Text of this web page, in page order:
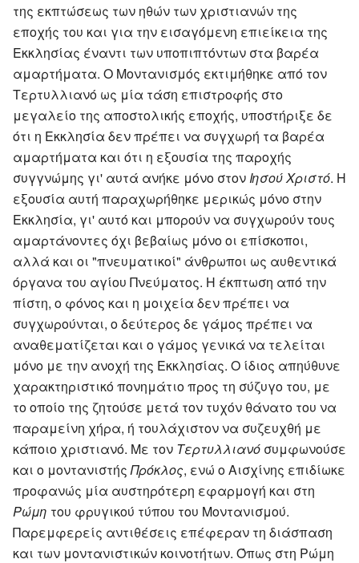
της εκπτώσεως των ηθών των χριστιανών της
εποχής του και για την εισαγόμενη επιείκεια της
Εκκλησίας έναντι των υποπιπτόντων στα βαρέα
αμαρτήματα. Ο Μοντανισμός εκτιμήθηκε από τον
Τερτυλλιανό ως μία τάση επιστροφής στο
μεγαλείο της αποστολικής εποχής, υποστήριξε δε
ότι η Εκκλησία δεν πρέπει να συγχωρή τα βαρέα
αμαρτήματα και ότι η εξουσία της παροχής
συγγνώμης γι' αυτά ανήκε μόνο στον Ιησού Χριστό. Η
εξουσία αυτή παραχωρήθηκε μερικώς μόνο στην
Εκκλησία, γι' αυτό και μπορούν να συγχωρούν τους
αμαρτάνοντες όχι βεβαίως μόνο οι επίσκοποι,
αλλά και οι "πνευματικοί" άνθρωποι ως αυθεντικά
όργανα του αγίου Πνεύματος. Η έκπτωση από την
πίστη, ο φόνος και η μοιχεία δεν πρέπει να
συγχωρούνται, ο δεύτερος δε γάμος πρέπει να
αναθεματίζεται και ο γάμος γενικά να τελείται
μόνο με την ανοχή της Εκκλησίας. Ο ίδιος απηύθυνε
χαρακτηριστικό πονημάτιο προς τη σύζυγο του, με
το οποίο της ζητούσε μετά τον τυχόν θάνατο του να
παραμείνη χήρα, ή τουλάχιστον να συζευχθή με
κάποιο χριστιανό. Με τον Τερτυλλιανό συμφωνούσε
και ο μοντανιστής Πρόκλος, ενώ ο Αισχίνης επιδίωκε
προφανώς μία αυστηρότερη εφαρμογή και στη
Ρώμη του φρυγικού τύπου του Μοντανισμού.
Παρεμφερείς αντιθέσεις επέφεραν τη διάσπαση
και των μοντανιστικών κοινοτήτων. Όπως στη Ρώμη